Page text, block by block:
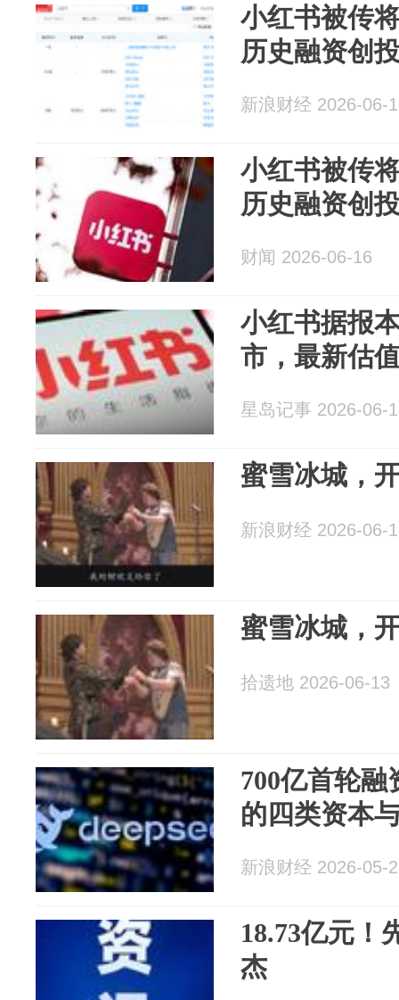
小红书被传
历史融资创
新浪财经 2026-06-
小红书被传
历史融资创
财闻 2026-06-16
小红书据报
市，最新估
星岛记事 2026-06-
蜜雪冰城，
新浪财经 2026-06-
蜜雪冰城，
拾遗地 2026-06-13
700亿首轮融
的四类资本
新浪财经 2026-05-
18.73亿元！
杰